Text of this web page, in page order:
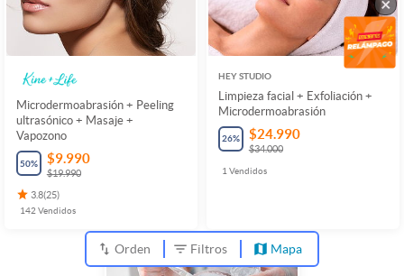
Microdermoabrasión + Peeling
ultrasónico + Masaje +
Vapozono
50% $9.990
$19.990
3.8(25)
142 Vendidos
HEY STUDIO
Limpieza facial + Exfoliación +
Microdermoabrasión
26% $24.990
$34.000
1 Vendidos
Orden Filtros Mapa
×